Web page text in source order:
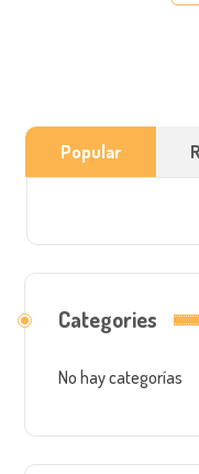
Popular
Categories
No hay categorías